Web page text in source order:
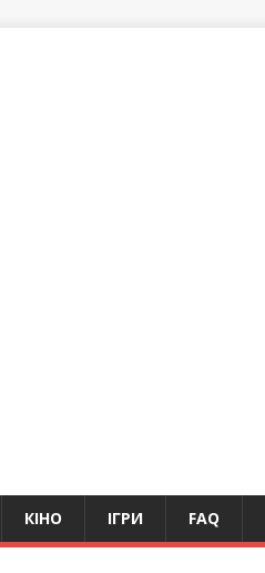
КІНО ІГРИ FAQ